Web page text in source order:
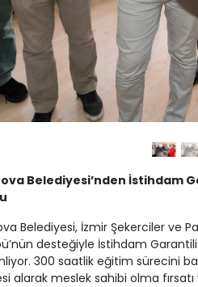
Belediyesi’nden İstihdam
Belediyesi, İzmir Şekerciler ve
desteğiyle İstihdam Garantili
300 saatlik eğitim sürecini
alarak meslek sahibi olma